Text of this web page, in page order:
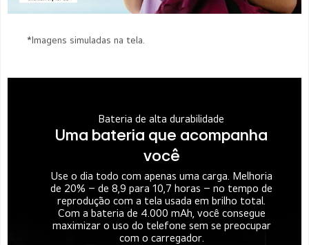
*Imagens simuladas na tela.
Bateria de alta durabilidade
Uma bateria que acompanha
você
Use o dia todo com apenas uma carga. Melhoria
de 20% – de 8,9 para 10,7 horas – no tempo de
reprodução com a tela usada em brilho total.
Com a bateria de 4.000 mAh, você consegue
maximizar o uso do telefone sem se preocupar
com o carregador.